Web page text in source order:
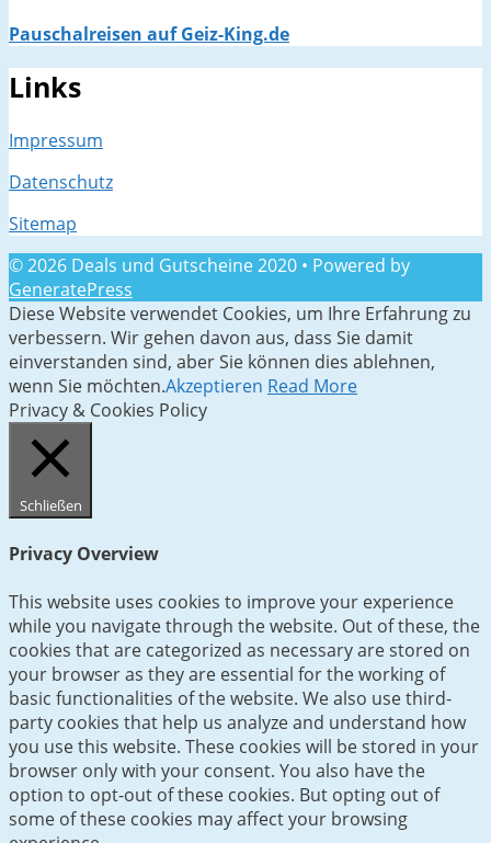
Pauschalreisen auf Geiz-King.de
Links
Impressum
Datenschutz
Sitemap
© 2026 Deals und Gutscheine 2020 • Powered by
GeneratePress
Diese Website verwendet Cookies, um Ihre Erfahrung zu
verbessern. Wir gehen davon aus, dass Sie damit
einverstanden sind, aber Sie können dies ablehnen,
wenn Sie möchten.Akzeptieren Read More
Privacy & Cookies Policy
Schließen
Privacy Overview
This website uses cookies to improve your experience
while you navigate through the website. Out of these, the
cookies that are categorized as necessary are stored on
your browser as they are essential for the working of
basic functionalities of the website. We also use third-
party cookies that help us analyze and understand how
you use this website. These cookies will be stored in your
browser only with your consent. You also have the
option to opt-out of these cookies. But opting out of
some of these cookies may affect your browsing